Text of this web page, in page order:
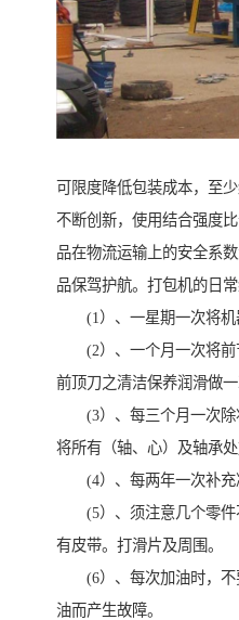
可限度降低包装成本，至
不断创新，使用结合强度
品在物流运输上的安全系
品保驾护航。打包机的日
(1）、一星期一次将机
(2）、一个月一次将前
前顶刀之清洁保养润滑做一
(3）、每三个月一次除
将所有（轴、心）及轴承处
(4）、每两年一次补充
(5）、须注意几个零件
有皮带。打滑片及周围。
(6）、每次加油时，不
油而产生故障。